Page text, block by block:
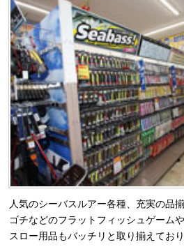
人気のシーバスルアー各種、充実の品
ゴチなどのフラットフィッシュゲーム
スロー用品もバッチリと取り揃えており